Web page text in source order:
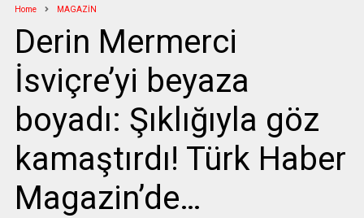
Home MAGAZİN
Derin Mermerci
İsviçre’yi beyaza
boyadı: Şıklığıyla göz
kamaştırdı! Türk Haber
Magazin’de…